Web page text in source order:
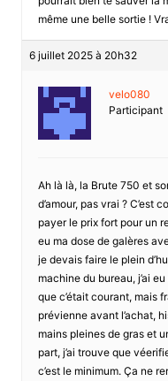
même une belle sortie !
6 juillet 2025 à 20h32
velo080
Participant
Ah là là, la Brute 750 et
d’amour, pas vrai ? C’est
payer le prix fort pour un
eu ma dose de galères
je devais faire le plein
machine du bureau, j’ai
que c’était courant, mais
prévienne avant l’achat,
mains pleines de gras et
part, j’ai trouve que
c’est le minimum. Ça ne